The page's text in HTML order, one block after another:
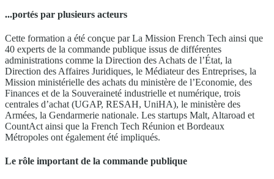
...portés par plusieurs acteurs
Cette formation a été conçue par La Mission French Tech ainsi que
40 experts de la commande publique issus de différentes
administrations comme la Direction des Achats de l’État, la
Direction des Affaires Juridiques, le Médiateur des Entreprises, la
Mission ministérielle des achats du ministère de l’Economie, des
Finances et de la Souveraineté industrielle et numérique, trois
centrales d’achat (UGAP, RESAH, UniHA), le ministère des
Armées, la Gendarmerie nationale. Les startups Malt, Altaroad et
CountAct ainsi que la French Tech Réunion et Bordeaux
Métropoles ont également été impliqués.
Le rôle important de la commande publique